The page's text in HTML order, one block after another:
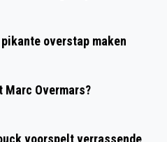
overstap maken
Marc Overmars?
voorspelt verrassende